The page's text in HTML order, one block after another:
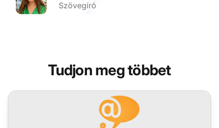
Szövegíró
Tudjon meg többet
LiveAgent havi frissítések: szeptemberi kiadás